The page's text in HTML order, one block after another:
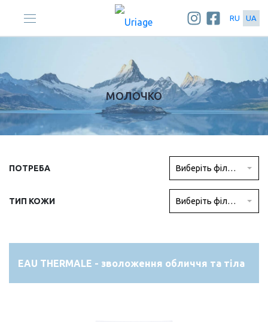
МОЛОЧКО
ПОТРЕБА Виберіть фільтр
ТИП КОЖИ Виберіть фільтр
EAU THERMALE - зволоження обличчя та тіла
RU UA